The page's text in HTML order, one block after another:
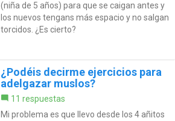
(niña de 5 años) para que se caigan antes y
los nuevos tengans más espacio y no salgan
torcidos. ¿Es cierto?
¿Podéis decirme ejercicios para
adelgazar muslos?
11 respuestas
Mi problema es que llevo desde los 4 añitos